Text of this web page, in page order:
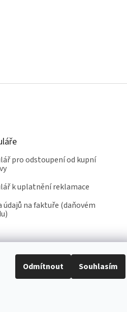
Odmítnout Souhlasím
pro odstoupení od kupní
k uplatnění reklamace
údajů na faktuře (daňovém